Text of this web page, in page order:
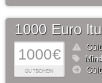
1000€
GUTSCHEIN
1000 Euro